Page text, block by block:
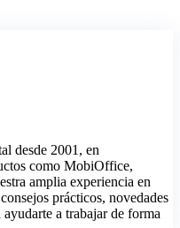
desde 2001, en
como MobiOffice,
amplia experiencia en
prácticos, novedades
a trabajar de forma